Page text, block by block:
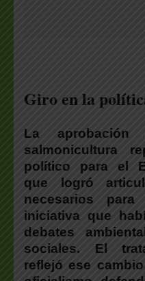
Giro en la
La
salmonicultura
político para el
que logró
necesarios
iniciativa que
debates
sociales. El
reflejó ese